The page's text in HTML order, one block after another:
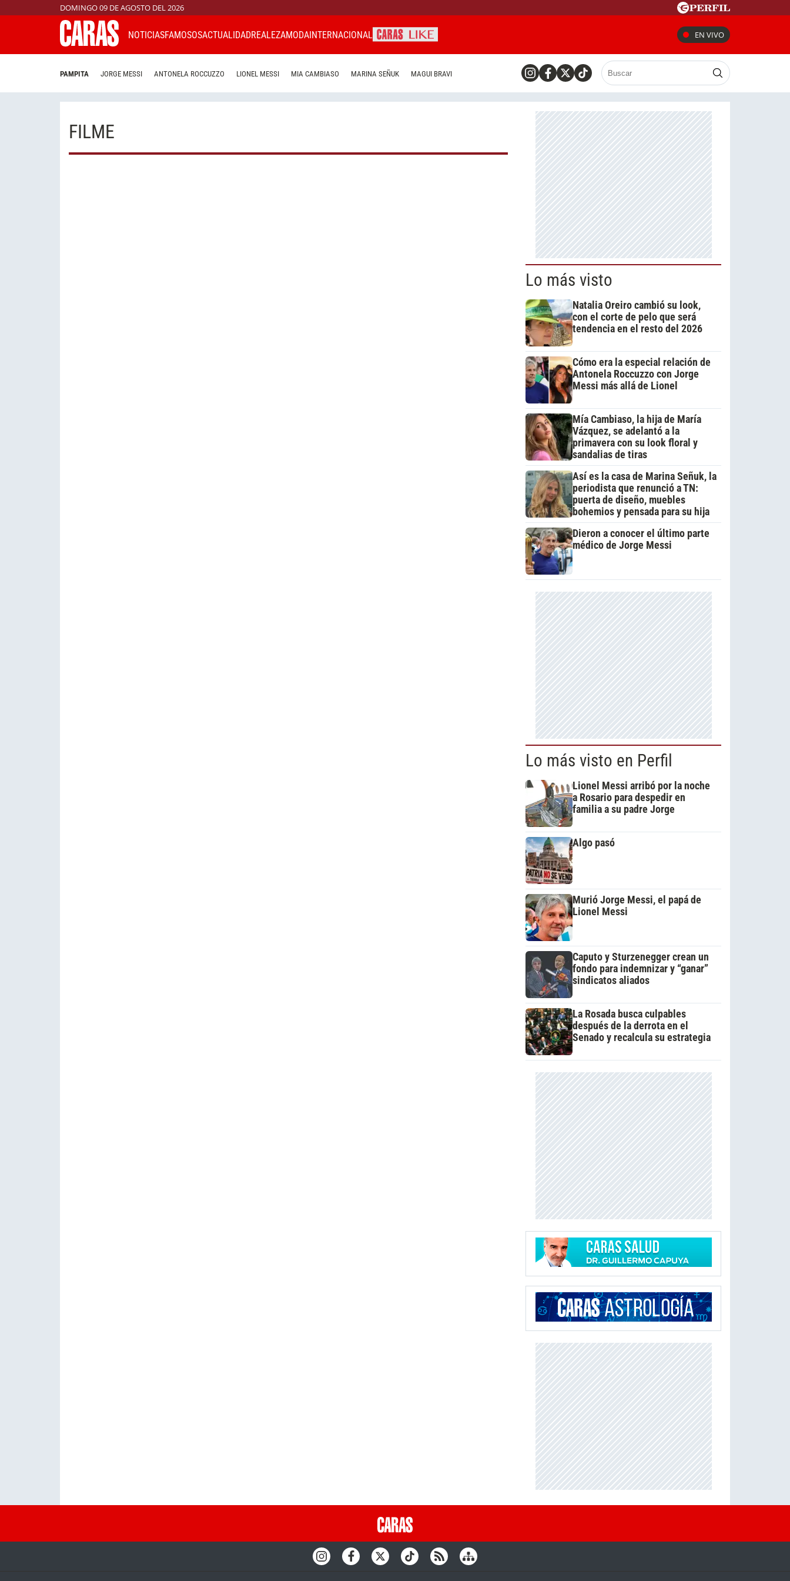
DOMINGO 09 DE AGOSTO DEL 2026
NOTICIASFAMOSOSACTUALIDADREALEZAMODAINTERNACIONAL EN VIVO
PAMPITA JORGE MESSI ANTONELA ROCCUZZO LIONEL MESSI MIA CAMBIASO MARINA SEÑUK MAGUI BRAVI
FILME
Lo más visto
Natalia Oreiro cambió su look,
con el corte de pelo que será
tendencia en el resto del 2026
Cómo era la especial relación de
Antonela Roccuzzo con Jorge
Messi más allá de Lionel
Mía Cambiaso, la hija de María
Vázquez, se adelantó a la
primavera con su look floral y
sandalias de tiras
Así es la casa de Marina Señuk, la
periodista que renunció a TN:
puerta de diseño, muebles
bohemios y pensada para su hija
Dieron a conocer el último parte
médico de Jorge Messi
Lo más visto en Perfil
Lionel Messi arribó por la noche
a Rosario para despedir en
familia a su padre Jorge
Algo pasó
Murió Jorge Messi, el papá de
Lionel Messi
Caputo y Sturzenegger crean un
fondo para indemnizar y “ganar”
sindicatos aliados
La Rosada busca culpables
después de la derrota en el
Senado y recalcula su estrategia